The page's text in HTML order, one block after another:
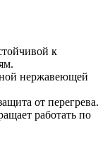
к
нержавеющей
от перегрева.
работать по